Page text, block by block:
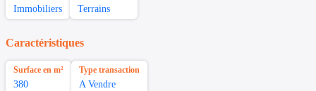
Immobiliers Terrains
Caractéristiques
Surface en m²
380
Type transaction
A Vendre